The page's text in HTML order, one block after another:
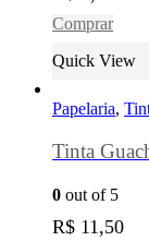
Comprar
Quick View
Papelaria,
Tinta
0 out of 5
R$ 11,50